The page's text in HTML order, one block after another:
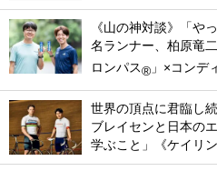
《山の神対談》「や
名ランナー、柏原竜
ロンパス® 」×コンデ
世界の頂点に君臨し
ブレイセンと日本の
学ぶこと」《ケイリ